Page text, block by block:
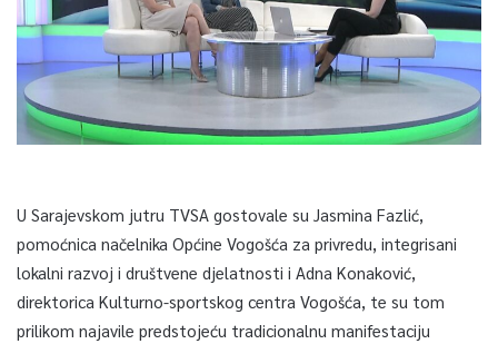
U Sarajevskom jutru TVSA gostovale su Jasmina Fazlić,
pomoćnica načelnika Općine Vogošća za privredu, integrisani
lokalni razvoj i društvene djelatnosti i Adna Konaković,
direktorica Kulturno-sportskog centra Vogošća, te su tom
prilikom najavile predstojeću tradicionalnu manifestaciju